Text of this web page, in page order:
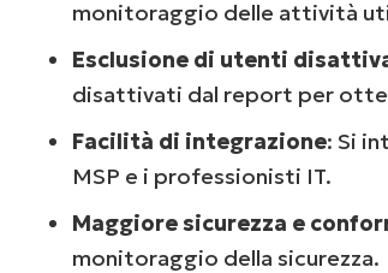
monitoraggio delle attività
Esclusione di utenti
disattivati dal report per
Facilità di integrazione: Si
MSP e i professionisti IT.
Maggiore sicurezza e
monitoraggio della sicurezza.